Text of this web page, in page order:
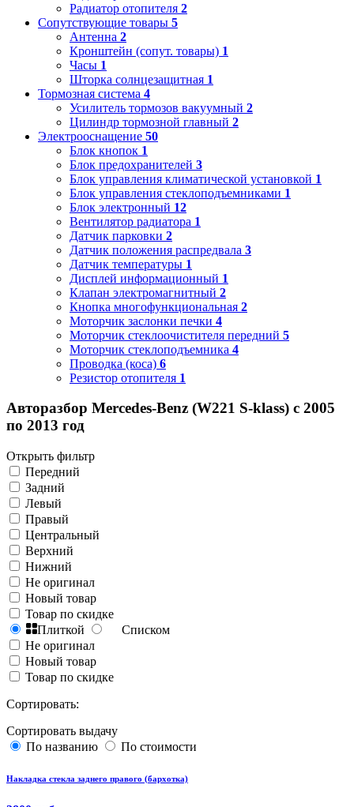
Радиатор отопителя 2
Сопутствующие товары 5
Антенна 2
Кронштейн (сопут. товары) 1
Часы 1
Шторка солнцезащитная 1
Тормозная система 4
Усилитель тормозов вакуумный 2
Цилиндр тормозной главный 2
Электрооснащение 50
Блок кнопок 1
Блок предохранителей 3
Блок управления климатической установкой 1
Блок управления стеклоподъемниками 1
Блок электронный 12
Вентилятор радиатора 1
Датчик парковки 2
Датчик положения распредвала 3
Датчик температуры 1
Дисплей информационный 1
Клапан электромагнитный 2
Кнопка многофункциональная 2
Моторчик заслонки печки 4
Моторчик стеклоочистителя передний 5
Моторчик стеклоподъемника 4
Проводка (коса) 6
Резистор отопителя 1
Авторазбор Mercedes-Benz (W221 S-klass) с 2005
по 2013 год
Открыть фильтр
Передний
Задний
Левый
Правый
Центральный
Верхний
Нижний
Не оригинал
Новый товар
Товар по скидке
Плиткой
Списком
Не оригинал
Новый товар
Товар по скидке
Сортировать:
Сортировать выдачу
По названию
По стоимости
Накладка стекла заднего правого (бархотка)